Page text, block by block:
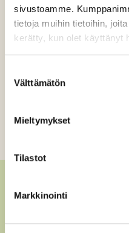
sivustoamme.
tietoja muihin tietoihin,
kerätty, kun olet käyttänyt
valinta
Välttämätön
Mieltymykset
Tilastot
MarkkinointiMUUT